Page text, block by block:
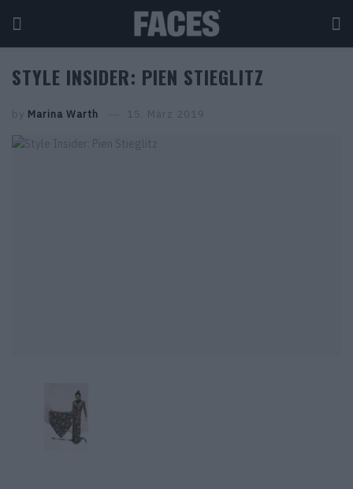
STYLE INSIDER: PIEN STIEGLITZ
by Marina Warth 15. März 2019